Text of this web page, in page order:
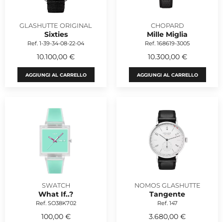
GLASHUTTE ORIGINAL
Sixties
Ref. 1-39-34-08-22-04
10.100,00 €
AGGIUNGI AL CARRELLO
CHOPARD
Mille Miglia
Ref. 168619-3005
10.300,00 €
AGGIUNGI AL CARRELLO
SWATCH
What If..?
Ref. SO38K702
100,00 €
NOMOS GLASHUTTE
Tangente
Ref. 147
3.680,00 €